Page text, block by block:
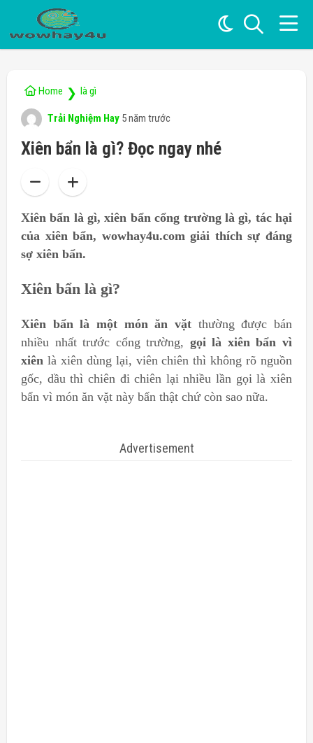
Home ❯ là gì
Trải Nghiệm Hay 5 năm trước
Xiên bẩn là gì? Đọc ngay nhé
Xiên bẩn là gì, xiên bẩn cổng trường là gì, tác hại
của xiên bẩn, wowhay4u.com giải thích sự đáng
sợ xiên bẩn.
Xiên bẩn là gì?
Xiên bẩn là một món ăn vặt thường được bán
nhiều nhất trước cổng trường, gọi là xiên bẩn vì
xiên là xiên dùng lại, viên chiên thì không rõ nguồn
gốc, dầu thì chiên đi chiên lại nhiều lần gọi là xiên
bẩn vì món ăn vặt này bẩn thật chứ còn sao nữa.
Advertisement